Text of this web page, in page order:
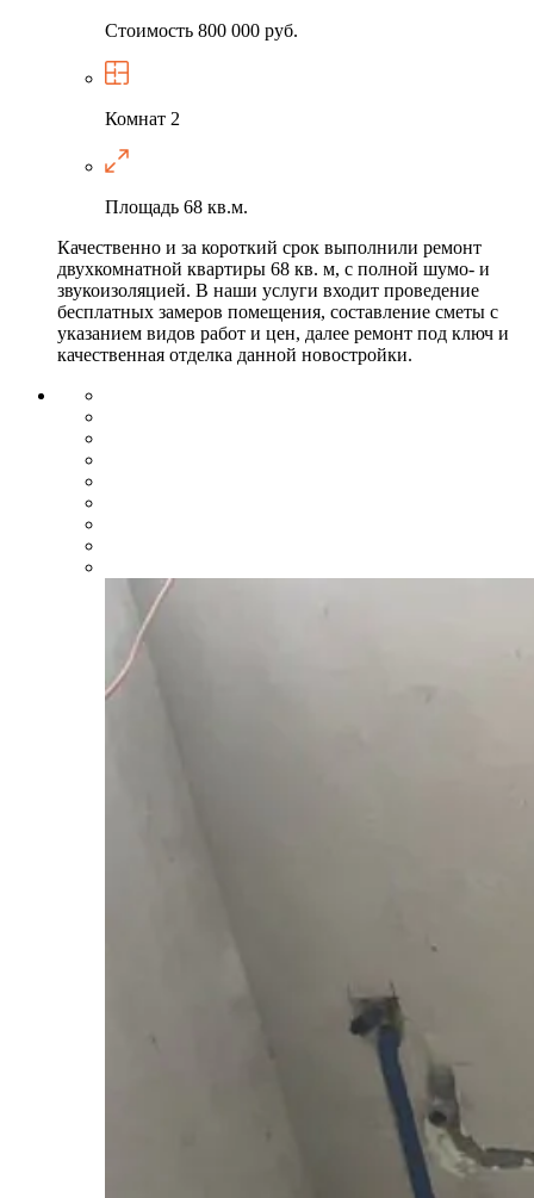
Стоимость 800 000 руб.
Комнат 2
Площадь 68 кв.м.
Качественно и за короткий срок выполнили ремонт
двухкомнатной квартиры 68 кв. м, с полной шумо- и
звукоизоляцией. В наши услуги входит проведение
бесплатных замеров помещения, составление сметы с
указанием видов работ и цен, далее ремонт под ключ и
качественная отделка данной новостройки.